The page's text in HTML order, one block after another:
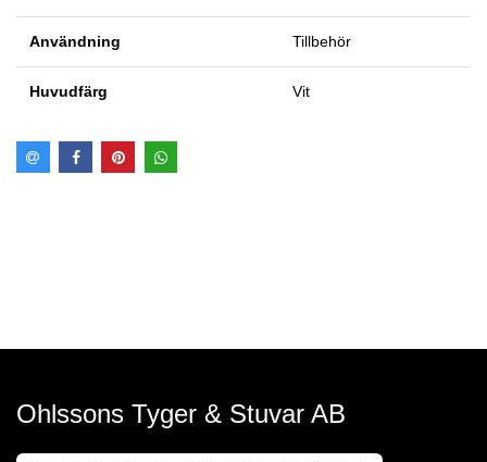
Användning Tillbehör
Huvudfärg Vit
Ohlssons Tyger & Stuvar AB